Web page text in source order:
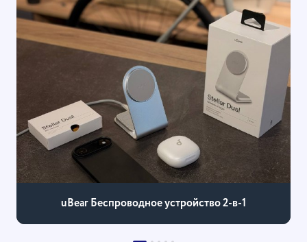
uBear Беспроводное устройство 2-в-1